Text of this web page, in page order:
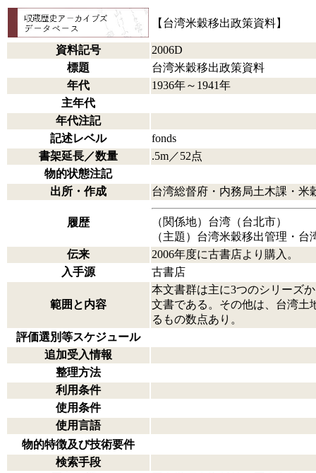
【台湾米穀移出政策資料】
資料記号
2006D
標題
台湾米穀移出政策資料
年代
1936年～1941年
主年代
年代注記
記述レベル
fonds
書架延長／数量
.5m／52点
物的状態注記
出所・作成
台湾総督府・内務局土木課・米
履歴
（関係地）台湾（台北市）
（主題）台湾米穀移出管理・
伝来
2006年度に古書店より購入。
入手源
古書店
範囲と内容
本文書群は主に3つのシリーズ
文書である。その他は、台湾土
るもの数点あり。
評価選別等スケジュール
追加受入情報
整理方法
利用条件
使用条件
使用言語
物的特徴及び技術要件
検索手段